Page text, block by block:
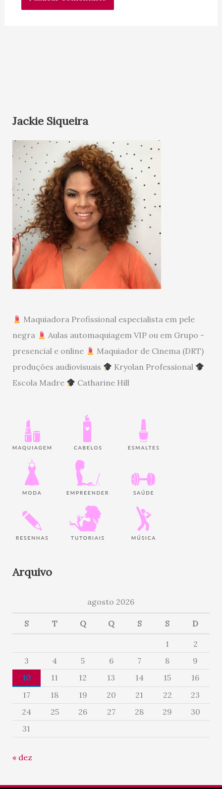
Jackie Siqueira
Maquiadora Profissional especialista em pele
negra
Aulas automaquiagem VIP ou em Grupo -
presencial e online
Maquiador de Cinema (DRT)
produções audiovisuais
Kryolan Professional
Escola Madre
Catharine Hill
Arquivo
agosto 2026
S T Q Q S S D
1
2
3
4 5 6 7 8
9
10
11 12 13 14 15
16
17
18 19 20 21 22
23
24
25 26 27 28 29
30
31
« dez